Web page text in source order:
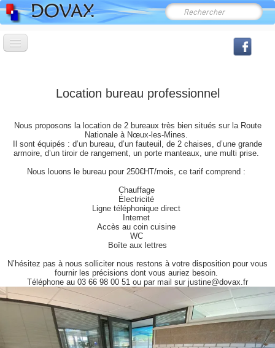
Demande de renseignements
Services▼
L'entreprise▼
Location bureau professionnel
Nous proposons la location de 2 bureaux très bien situés sur la Route
Nationale à Nœux-les-Mines.
Il sont équipés : d’un bureau, d’un fauteuil, de 2 chaises, d’une grande
armoire, d’un tiroir de rangement, un porte manteaux, une multi prise.
Nous louons le bureau pour 250€HT/mois, ce tarif comprend :
Chauffage
Électricité
Ligne téléphonique direct
Internet
Accès au coin cuisine
WC
Boîte aux lettres
N’hésitez pas à nous solliciter nous restons à votre disposition pour vous
fournir les précisions dont vous auriez besoin.
Téléphone au 03 66 98 00 51 ou par mail sur justine@dovax.fr